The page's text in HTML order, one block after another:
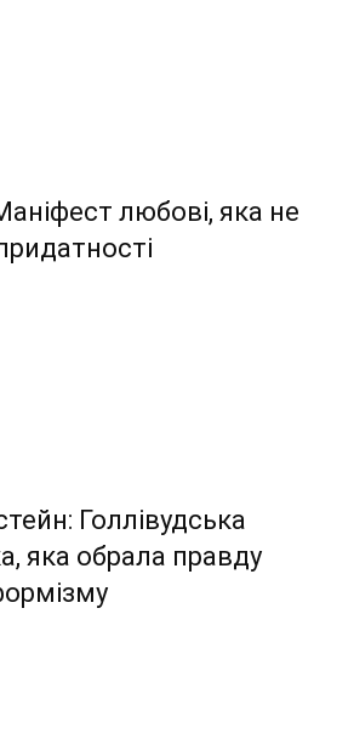
любові, яка не
Голлівудська
яка обрала правду